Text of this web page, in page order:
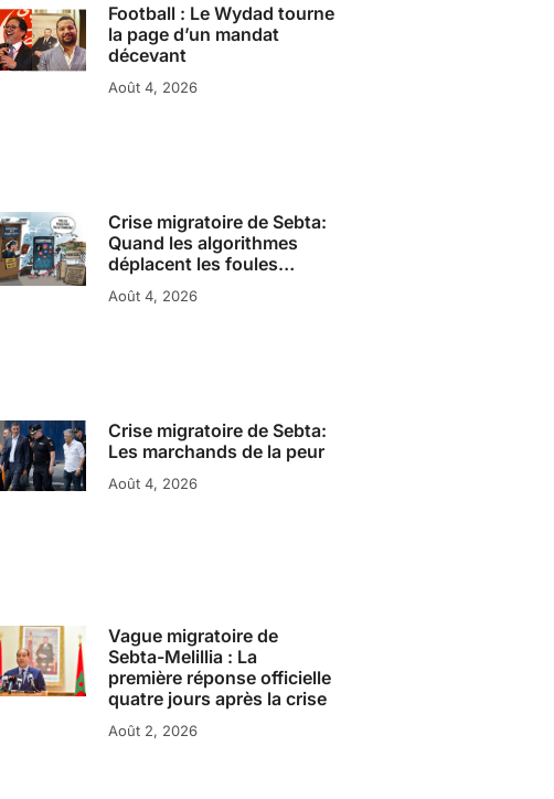
Football : Le Wydad tourne
la page d’un mandat
décevant
Août 4, 2026
Crise migratoire de Sebta:
Quand les algorithmes
déplacent les foules…
Août 4, 2026
Crise migratoire de Sebta:
Les marchands de la peur
Août 4, 2026
Vague migratoire de
Sebta-Melillia : La
première réponse officielle
quatre jours après la crise
Août 2, 2026